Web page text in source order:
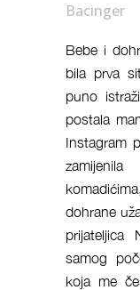
Bacinger
Bebe i
bila prva
puno
postala
Instagram
dohrane
samog
koja me